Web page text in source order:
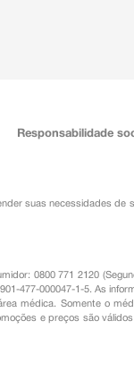
Responsabilidade
suas necessidades de
0800 771 2120
477-000047-1-5. As
médica. Somente o
e preços são